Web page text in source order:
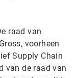
raad van
voorheen
Supply Chain
van de raad van